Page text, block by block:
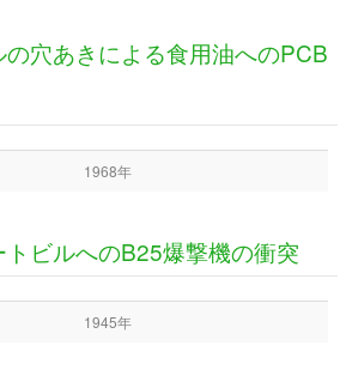
穴あきによる食用油へのPCB
1968年
ビルへのB25爆撃機の衝突
1945年